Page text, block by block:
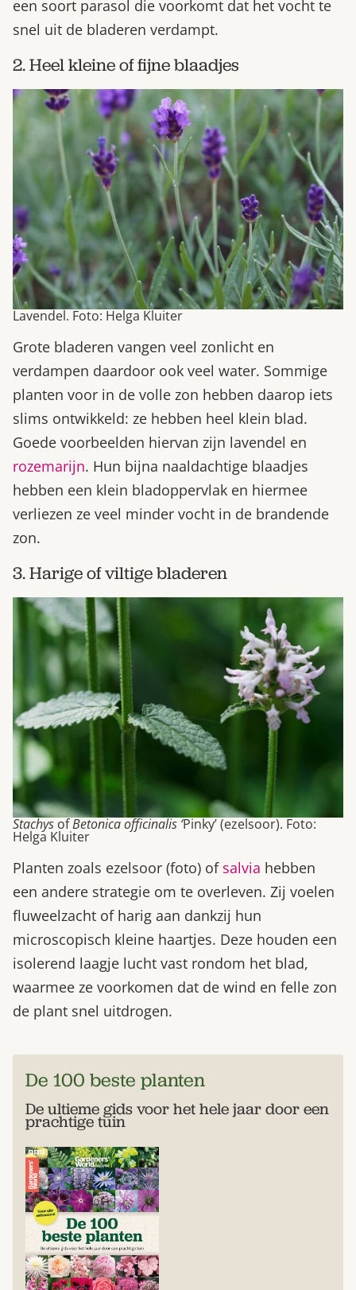
een soort parasol die voorkomt dat het vocht te
snel uit de bladeren verdampt.
2. Heel kleine of fijne blaadjes
Lavendel. Foto: Helga Kluiter
Grote bladeren vangen veel zonlicht en
verdampen daardoor ook veel water. Sommige
planten voor in de volle zon hebben daarop iets
slims ontwikkeld: ze hebben heel klein blad.
Goede voorbeelden hiervan zijn lavendel en
rozemarijn. Hun bijna naaldachtige blaadjes
hebben een klein bladoppervlak en hiermee
verliezen ze veel minder vocht in de brandende
zon.
3. Harige of viltige bladeren
Stachys ofBetonica officinalis ‘Pinky’(ezelsoor). Foto:
Helga Kluiter
Planten zoals ezelsoor (foto) of salvia hebben
een andere strategie om te overleven. Zij voelen
fluweelzacht of harig aan dankzij hun
microscopisch kleine haartjes. Deze houden een
isolerend laagje lucht vast rondom het blad,
waarmee ze voorkomen dat de wind en felle zon
de plant snel uitdrogen.
De 100 beste planten
De ultieme gids voor het hele jaar door een
prachtige tuin